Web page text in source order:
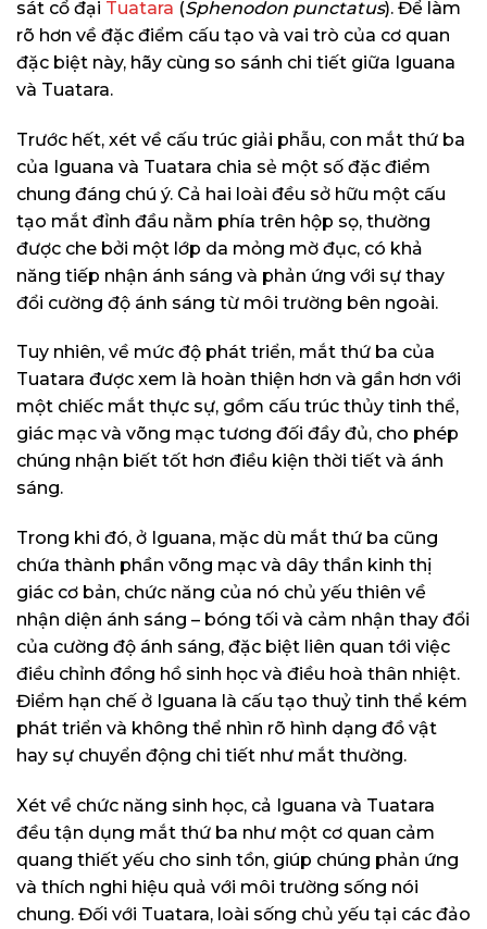
sát cổ đại Tuatara (Sphenodon punctatus). Để làm
rõ hơn về đặc điểm cấu tạo và vai trò của cơ quan
đặc biệt này, hãy cùng so sánh chi tiết giữa Iguana
và Tuatara.
Trước hết, xét về cấu trúc giải phẫu, con mắt thứ ba
của Iguana và Tuatara chia sẻ một số đặc điểm
chung đáng chú ý. Cả hai loài đều sở hữu một cấu
tạo mắt đỉnh đầu nằm phía trên hộp sọ, thường
được che bởi một lớp da mỏng mờ đục, có khả
năng tiếp nhận ánh sáng và phản ứng với sự thay
đổi cường độ ánh sáng từ môi trường bên ngoài.
Tuy nhiên, về mức độ phát triển, mắt thứ ba của
Tuatara được xem là hoàn thiện hơn và gần hơn với
một chiếc mắt thực sự, gồm cấu trúc thủy tinh thể,
giác mạc và võng mạc tương đối đầy đủ, cho phép
chúng nhận biết tốt hơn điều kiện thời tiết và ánh
sáng.
Trong khi đó, ở Iguana, mặc dù mắt thứ ba cũng
chứa thành phần võng mạc và dây thần kinh thị
giác cơ bản, chức năng của nó chủ yếu thiên về
nhận diện ánh sáng – bóng tối và cảm nhận thay đổi
của cường độ ánh sáng, đặc biệt liên quan tới việc
điều chỉnh đồng hồ sinh học và điều hoà thân nhiệt.
Điểm hạn chế ở Iguana là cấu tạo thuỷ tinh thể kém
phát triển và không thể nhìn rõ hình dạng đồ vật
hay sự chuyển động chi tiết như mắt thường.
Xét về chức năng sinh học, cả Iguana và Tuatara
đều tận dụng mắt thứ ba như một cơ quan cảm
quang thiết yếu cho sinh tồn, giúp chúng phản ứng
và thích nghi hiệu quả với môi trường sống nói
chung. Đối với Tuatara, loài sống chủ yếu tại các đảo